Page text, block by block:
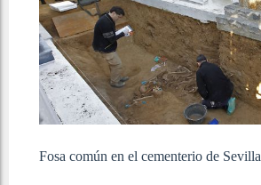
Fosa común en el cementerio de Sevilla